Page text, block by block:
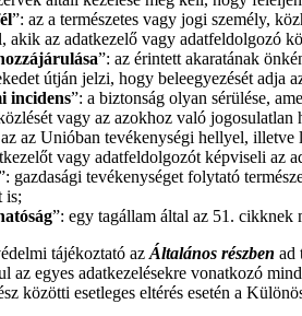
”: az a természetes vagy jogi személy,
akik az adatkezelő vagy adatfeldolgozó
”: az érintett akaratának
útján jelzi, hogy beleegyezését adja
incidens”: a biztonság olyan sérülése,
vagy az azokhoz való jogosulatlan
az Unióban tevékenységi hellyel,
vagy adatfeldolgozót képviseli az
gazdasági tevékenységet folytató
is;
”: egy tagállam által az 51. cikknek
tájékoztató az Általános részben ad
az egyes adatkezelésekre vonatkozó
közötti esetleges eltérés esetén a